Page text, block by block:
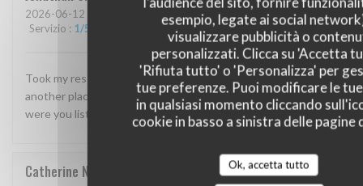
esempio, legate ai social
visualizzare pubblicità o
personalizzati. Clicca su 'Accetta
'Rifiuta tutto' o 'Personalizza' per
tue preferenze. Puoi modificare le
in qualsiasi momento cliccando
cookie in basso a sinistra delle pagine
Ok, accetta tutto
2026-06-12 - 19:00 - Ospiti 8
Servizio : 1/5 /5 Cucina:1/5 Qualità / Prezzo : 1/5
Took my reservation but they were closed! Had to find
another place for dinner for 8 of us nearby suddenly. Why
were you listed as “open” and even accepted our reservation!
Catherine N